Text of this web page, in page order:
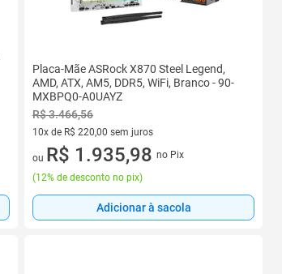
Placa-Mãe ASRock X870 Steel Legend,
AMD, ATX, AM5, DDR5, WiFi, Branco - 90-
MXBPQ0-A0UAYZ
R$ 3.466,56
10x de R$ 220,00 sem juros
10 vez de R$ 220,00 sem juros
ou R$ 1.935,98 no Pix
(12% de desconto no pix)
Adicionar à sacola